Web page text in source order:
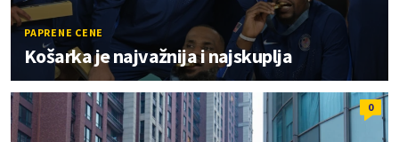
PAPRENE CENE
Košarka je najvažnija i najskuplja
0